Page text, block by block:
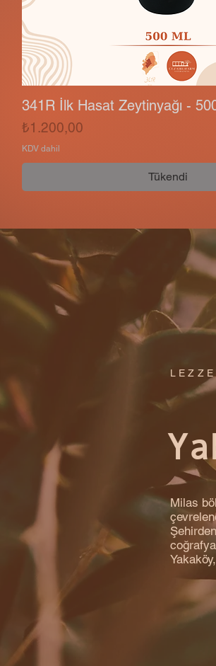
341R İlk Hasat Zeytinyağı -
Fiyat
₺1.200,00
KDV dahil
Tükendi
Milas